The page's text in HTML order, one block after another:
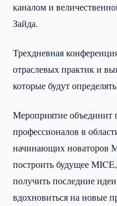
каналом и
Зайда.
Трехдневная
отраслевых практик и
которые будут
Мероприятие объединит
профессионалов в
начинающих новаторов
построить будущее
получить последние
вдохновиться на новые